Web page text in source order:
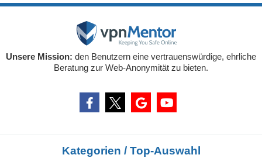
Unsere Mission: den Benutzern eine vertrauenswürdige, ehrliche
Beratung zur Web-Anonymität zu bieten.
Kategorien / Top-Auswahl